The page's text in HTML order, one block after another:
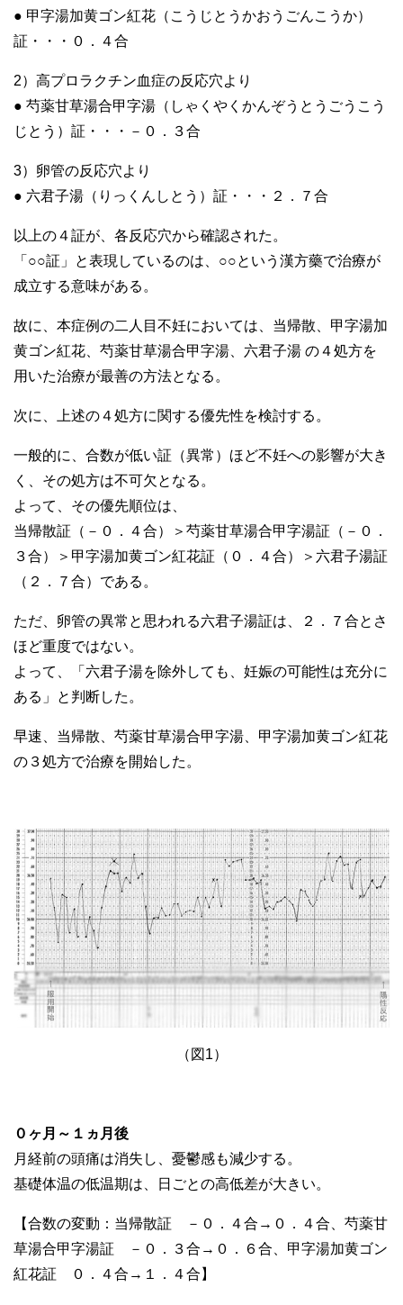
● 甲字湯加黄ゴン紅花（こうじとうかおうごんこうか）
証・・・０．４合
2）高プロラクチン血症の反応穴より
● 芍薬甘草湯合甲字湯（しゃくやくかんぞうとうごうこう
じとう）証・・・－０．３合
3）卵管の反応穴より
● 六君子湯（りっくんしとう）証・・・２．７合
以上の４証が、各反応穴から確認された。
「○○証」と表現しているのは、○○という漢方藥で治療が
成立する意味がある。
故に、本症例の二人目不妊においては、当帰散、甲字湯加
黄ゴン紅花、芍薬甘草湯合甲字湯、六君子湯 の４処方を
用いた治療が最善の方法となる。
次に、上述の４処方に関する優先性を検討する。
一般的に、合数が低い証（異常）ほど不妊への影響が大き
く、その処方は不可欠となる。
よって、その優先順位は、
当帰散証（－０．４合）＞芍薬甘草湯合甲字湯証（－０．
３合）＞甲字湯加黄ゴン紅花証（０．４合）＞六君子湯証
（２．７合）である。
ただ、卵管の異常と思われる六君子湯証は、２．７合とさ
ほど重度ではない。
よって、「六君子湯を除外しても、妊娠の可能性は充分に
ある」と判断した。
早速、当帰散、芍薬甘草湯合甲字湯、甲字湯加黄ゴン紅花
の３処方で治療を開始した。
（図1）
０ヶ月～１ヵ月後
月経前の頭痛は消失し、憂鬱感も減少する。
基礎体温の低温期は、日ごとの高低差が大きい。
【合数の変動：当帰散証 －０．４合→０．４合、芍薬甘
草湯合甲字湯証 －０．３合→０．６合、甲字湯加黄ゴン
紅花証 ０．４合→１．４合】